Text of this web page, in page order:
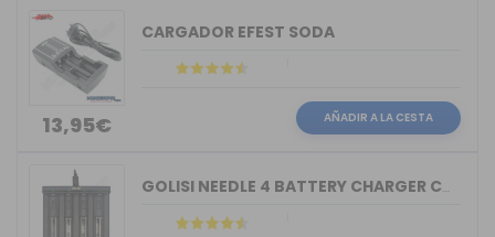
13,95€
CARGADOR EFEST SODA
AÑADIR A LA CESTA
GOLISI NEEDLE 4 BATTERY CHARGER COMPACT